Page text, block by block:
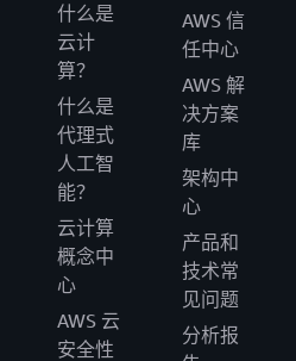
什么是
云计
算？
什么是
代理式
人工智
能？
云计算
概念中
心
AWS 云
安全性
AWS 信
任中心
AWS 解
决方案
库
架构中
心
产品和
技术常
见问题
分析报